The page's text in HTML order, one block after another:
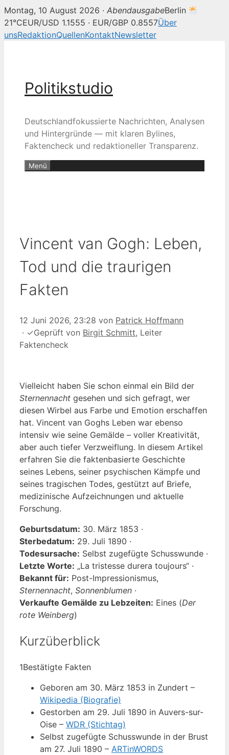
Montag, 10 August 2026 · AbendausgabeBerlin
21°CEUR/USD 1.1555 · EUR/GBP 0.8557Über
unsRedaktionQuellenKontaktNewsletter
Politikstudio
Deutschlandfokussierte Nachrichten, Analysen
und Hintergründe — mit klaren Bylines,
Faktencheck und redaktioneller Transparenz.
Menü
Vincent van Gogh: Leben,
Tod und die traurigen
Fakten
12 Juni 2026, 23:28 von Patrick Hoffmann
· ✓Geprüft von Birgit Schmitt, Leiter
Faktencheck
Vielleicht haben Sie schon einmal ein Bild der
Sternennacht gesehen und sich gefragt, wer
diesen Wirbel aus Farbe und Emotion erschaffen
hat. Vincent van Goghs Leben war ebenso
intensiv wie seine Gemälde – voller Kreativität,
aber auch tiefer Verzweiflung. In diesem Artikel
erfahren Sie die faktenbasierte Geschichte
seines Lebens, seiner psychischen Kämpfe und
seines tragischen Todes, gestützt auf Briefe,
medizinische Aufzeichnungen und aktuelle
Forschung.
Geburtsdatum: 30. März 1853 ·
Sterbedatum: 29. Juli 1890 ·
Todesursache: Selbst zugefügte Schusswunde ·
Letzte Worte: „La tristesse durera toujours“ ·
Bekannt für: Post-Impressionismus,
Sternennacht, Sonnenblumen ·
Verkaufte Gemälde zu Lebzeiten: Eines (Der
rote Weinberg)
Kurzüberblick
1Bestätigte Fakten
Geboren am 30. März 1853 in Zundert –
Wikipedia (Biografie)
Gestorben am 29. Juli 1890 in Auvers-sur-
Oise – WDR (Stichtag)
Selbst zugefügte Schusswunde in der Brust
am 27. Juli 1890 – ARTinWORDS